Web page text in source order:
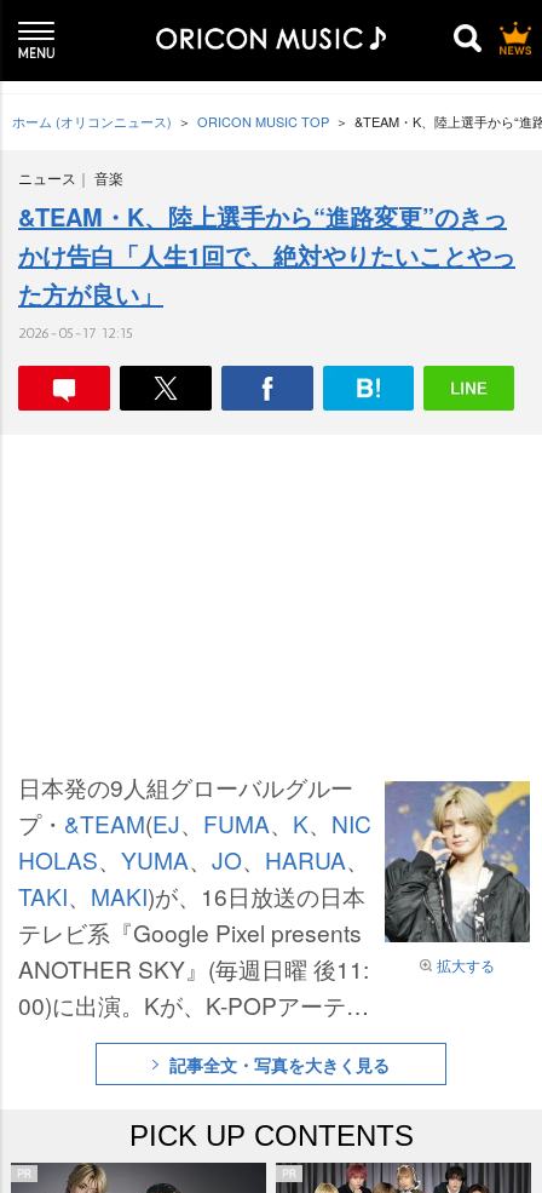
ホーム (オリコンニュース) ORICON MUSIC TOP &TEAM・K、陸上選手から“進
ニュース 音楽
&TEAM・K、陸上選手から“進路変更”のきっ
かけ告白「人生1回で、絶対やりたいことやっ
た方が良い」
2026-05-17 12:15
拡大する
日本発の9人組グローバルグルー
プ・ &TEAM(EJ、 FUMA、 K、 NIC
HOLAS、 YUMA、 JO、 HARUA、
TAKI、 MAKI)が、16日放送の日本
テレビ系『Google Pixel presents
ANOTHER SKY』(毎週日曜 後11:
00)に出演。Kが、K-POPアーティ
ストを目指したきっかけを明かし
記事全文・写真を大きく見る
PICK UP CONTENTS